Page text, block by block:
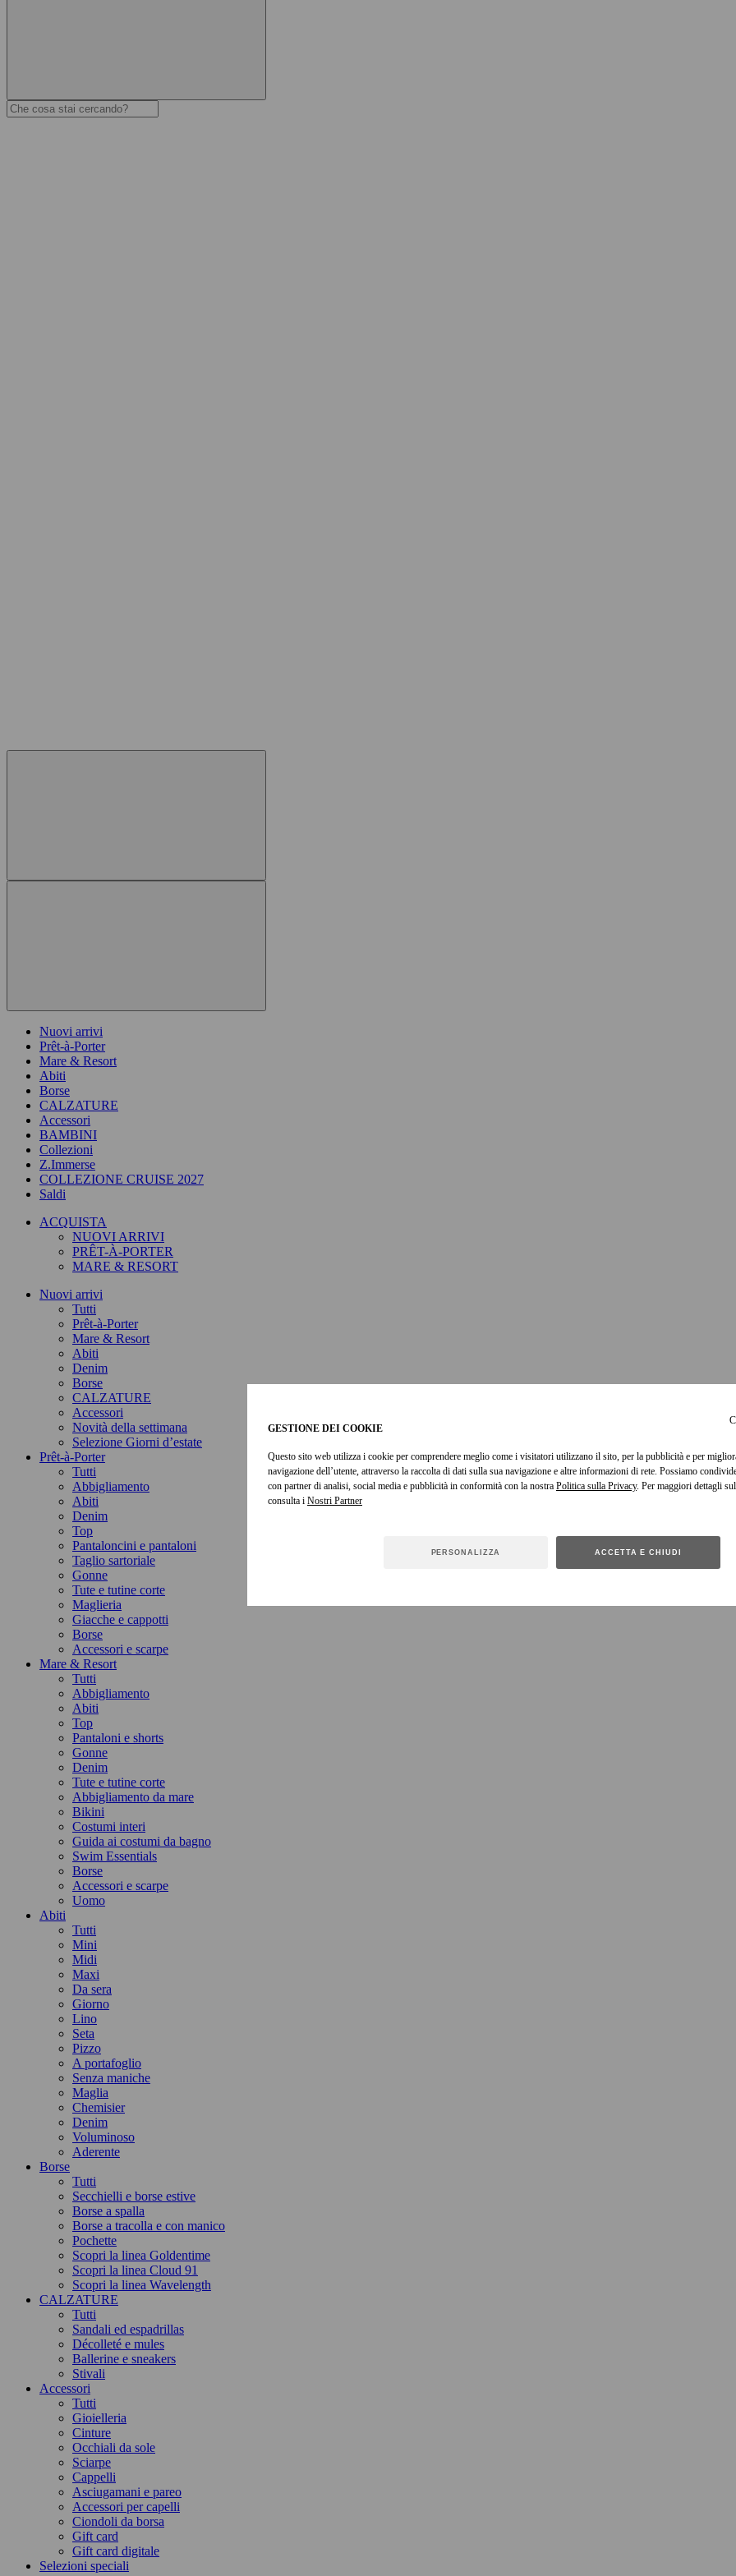
GESTIONE DEI COOKIE
Questo sito web utilizza i cookie per comprendere meglio come i visitatori utilizzano il sito, per la pubblicità e per
navigazione dell’utente, attraverso la raccolta di dati sulla sua navigazione e altre informazioni di rete. Possiamo
con partner di analisi, social media e pubblicità in conformità con la nostra Politica sulla Privacy. Per maggiori dettagli
consulta i
PERSONALIZZA ACCETTA E CHIUDI
Nuovi arrivi
Prêt-à-Porter
Mare & Resort
Abiti
Borse
CALZATURE
Accessori
BAMBINI
Collezioni
Z.Immerse
COLLEZIONE CRUISE 2027
Saldi
ACQUISTA
NUOVI ARRIVI
PRÊT-À-PORTER
MARE & RESORT
Nuovi arrivi
Tutti
Prêt-à-Porter
Mare & Resort
Abiti
Denim
Borse
CALZATURE
Accessori
Novità della settimana
Selezione Giorni d’estate
Prêt-à-Porter
Tutti
Abbigliamento
Abiti
Denim
Top
Pantaloncini e pantaloni
Taglio sartoriale
Gonne
Tute e tutine corte
Maglieria
Giacche e cappotti
Borse
Accessori e scarpe
Mare & Resort
Tutti
Abbigliamento
Abiti
Top
Pantaloni e shorts
Gonne
Denim
Tute e tutine corte
Abbigliamento da mare
Bikini
Costumi interi
Guida ai costumi da bagno
Swim Essentials
Borse
Accessori e scarpe
Uomo
Abiti
Tutti
Mini
Midi
Maxi
Da sera
Giorno
Lino
Seta
Pizzo
A portafoglio
Senza maniche
Maglia
Chemisier
Denim
Voluminoso
Aderente
Borse
Tutti
Secchielli e borse estive
Borse a spalla
Borse a tracolla e con manico
Pochette
Scopri la linea Goldentime
Scopri la linea Cloud 91
Scopri la linea Wavelength
CALZATURE
Tutti
Sandali ed espadrillas
Décolleté e mules
Ballerine e sneakers
Stivali
Accessori
Tutti
Gioielleria
Cinture
Occhiali da sole
Sciarpe
Cappelli
Asciugamani e pareo
Accessori per capelli
Ciondoli da borsa
Gift card
Gift card digitale
Selezioni speciali